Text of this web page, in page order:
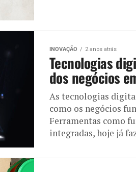
INOVAÇÃO 2 anos atrás
Tecnologias
dos negócios
As tecnologias
como os negócios
Ferramentas como
integradas, hoje já